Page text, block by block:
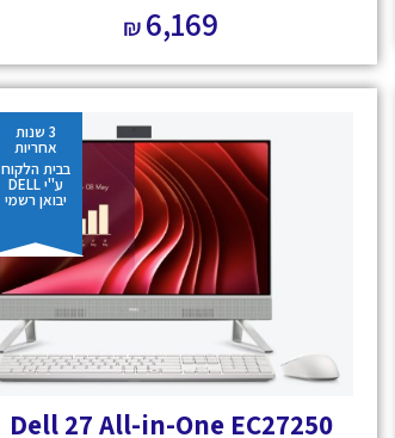
₪6,169
3 שנות
אחריות
בבית הלקוח
ע"י DELL
יבואן רשמי
Dell 27 All-in-One EC27250